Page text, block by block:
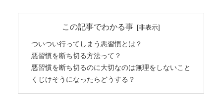
この記事でわかる事
ついつい行ってしまう悪習慣とは？
悪習慣を断ち切る方法って？
悪習慣を断ち切るのに大切なのは無理をしないこと
くじけそうになったらどうする？